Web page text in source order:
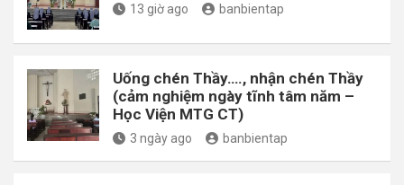
13 giờ ago banbientap
Uống chén Thầy…., nhận chén Thầy
(cảm nghiệm ngày tĩnh tâm năm –
Học Viện MTG CT)
3 ngày ago banbientap